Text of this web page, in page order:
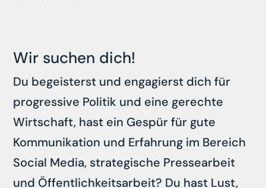
Wir suchen dich!
Du begeisterst und engagierst dich für
progressive Politik und eine gerechte
Wirtschaft, hast ein Gespür für gute
Kommunikation und Erfahrung im Bereich
Social Media, strategische Pressearbeit
und Öffentlichkeitsarbeit? Du hast Lust,